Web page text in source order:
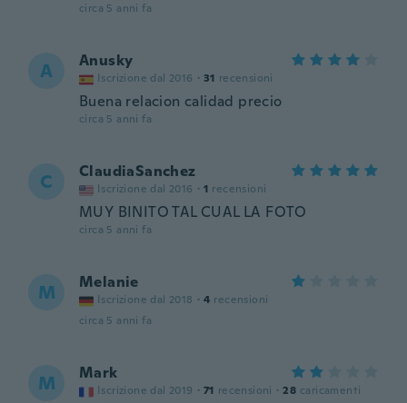
circa 5 anni fa
A Anusky
Iscrizione dal 2016 · 31 recensioni
Buena relacion calidad precio
circa 5 anni fa
C ClaudiaSanchez
Iscrizione dal 2016 · 1 recensioni
MUY BINITO TAL CUAL LA FOTO
circa 5 anni fa
M Melanie
Iscrizione dal 2018 · 4 recensioni
circa 5 anni fa
M Mark
Iscrizione dal 2019 · 71 recensioni · 28 caricamenti